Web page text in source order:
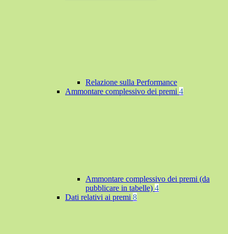
Relazione sulla Performance
Ammontare complessivo dei premi 4
Ammontare complessivo dei premi (da
pubblicare in tabelle) 4
Dati relativi ai premi 8